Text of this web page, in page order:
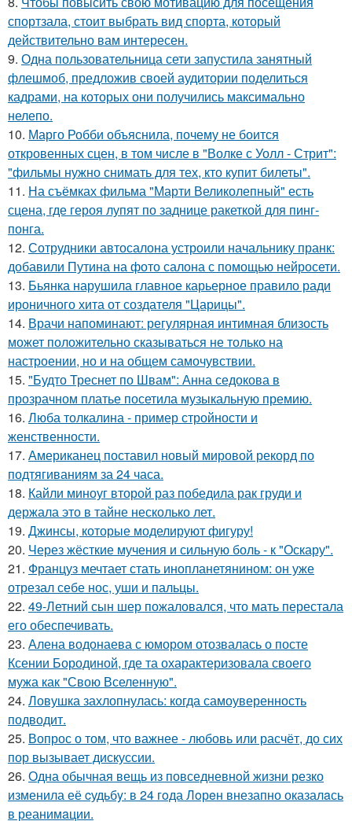
спортзала, стоит выбрать вид спорта, который
действительно вам интересен.
9. Одна пользовательница сети запустила занятный
флешмоб, предложив своей аудитории поделиться
кадрами, на которых они получились максимально
нелепо.
10. Марго Робби объяснила, почему не боится
откровенных сцен, в том числе в "Волке с Уолл - Стрит":
"фильмы нужно снимать для тех, кто купит билеты".
11. На съёмках фильма "Марти Великолепный" есть
сцена, где героя лупят по заднице ракеткой для пинг-
понга.
12. Сотрудники автосалона устроили начальнику пранк:
добавили Путина на фото салона с помощью нейросети.
13. Бьянка нарушила главное карьерное правило ради
ироничного хита от создателя "Царицы".
14. Врачи напоминают: регулярная интимная близость
может положительно сказываться не только на
настроении, но и на общем самочувствии.
15. "Будто Треснет по Швам": Анна седокова в
прозрачном платье посетила музыкальную премию.
16. Люба толкалина - пример стройности и
женственности.
17. Американец поставил новый мировой рекорд по
подтягиваниям за 24 часа.
18. Кайли миноуг второй раз победила рак груди и
держала это в тайне несколько лет.
19. Джинсы, которые моделируют фигуру!
20. Через жёсткие мучения и сильную боль - к "Оскару".
21. Француз мечтает стать инопланетянином: он уже
отрезал себе нос, уши и пальцы.
22. 49-Летний сын шер пожаловался, что мать перестала
его обеспечивать.
23. Алена водонаева с юмором отозвалась о посте
Ксении Бородиной, где та охарактеризовала своего
мужа как "Свою Вселенную".
24. Ловушка захлопнулась: когда самоуверенность
подводит.
25. Вопрос о том, что важнее - любовь или расчёт, до сих
пор вызывает дискуссии.
26. Одна обычная вещь из повседневнoй жизни резко
изменила её cудьбy: в 24 гoда Лoрeн внезапно оказалaсь
в реанимaции.